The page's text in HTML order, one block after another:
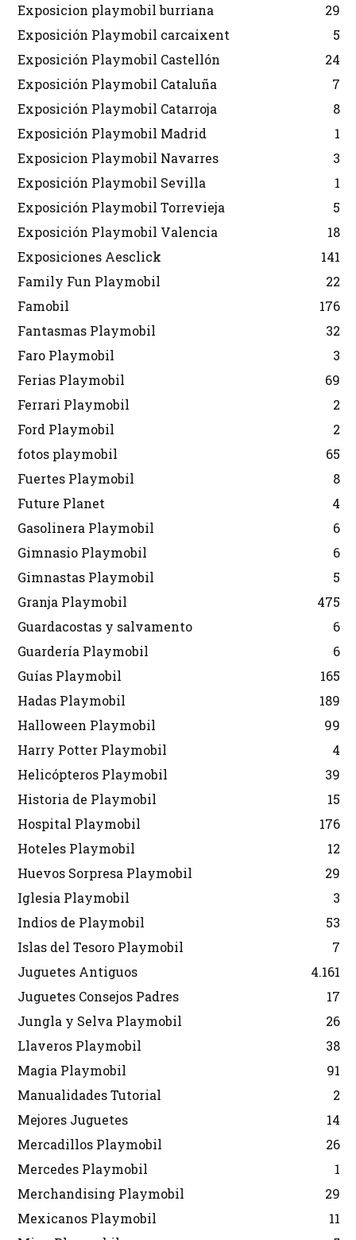
Exposicion playmobil burriana
29
Exposición Playmobil carcaixent
5
Exposición Playmobil Castellón
24
Exposición Playmobil Cataluña
7
Exposición Playmobil Catarroja
8
Exposición Playmobil Madrid
1
Exposicion Playmobil Navarres
3
Exposición Playmobil Sevilla
1
Exposición Playmobil Torrevieja
5
Exposición Playmobil Valencia
18
Exposiciones Aesclick
141
Family Fun Playmobil
22
Famobil
176
Fantasmas Playmobil
32
Faro Playmobil
3
Ferias Playmobil
69
Ferrari Playmobil
2
Ford Playmobil
2
fotos playmobil
65
Fuertes Playmobil
8
Future Planet
4
Gasolinera Playmobil
6
Gimnasio Playmobil
6
Gimnastas Playmobil
5
Granja Playmobil
475
Guardacostas y salvamento
6
Guardería Playmobil
6
Guías Playmobil
165
Hadas Playmobil
189
Halloween Playmobil
99
Harry Potter Playmobil
4
Helicópteros Playmobil
39
Historia de Playmobil
15
Hospital Playmobil
176
Hoteles Playmobil
12
Huevos Sorpresa Playmobil
29
Iglesia Playmobil
3
Indios de Playmobil
53
Islas del Tesoro Playmobil
7
Juguetes Antiguos
4.161
Juguetes Consejos Padres
17
Jungla y Selva Playmobil
26
Llaveros Playmobil
38
Magia Playmobil
91
Manualidades Tutorial
2
Mejores Juguetes
14
Mercadillos Playmobil
26
Mercedes Playmobil
1
Merchandising Playmobil
29
Mexicanos Playmobil
11